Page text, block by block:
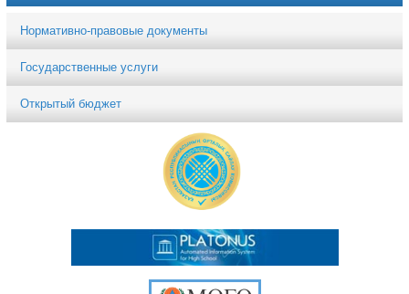
Нормативно-правовые документы
Государственные услуги
Открытый бюджет